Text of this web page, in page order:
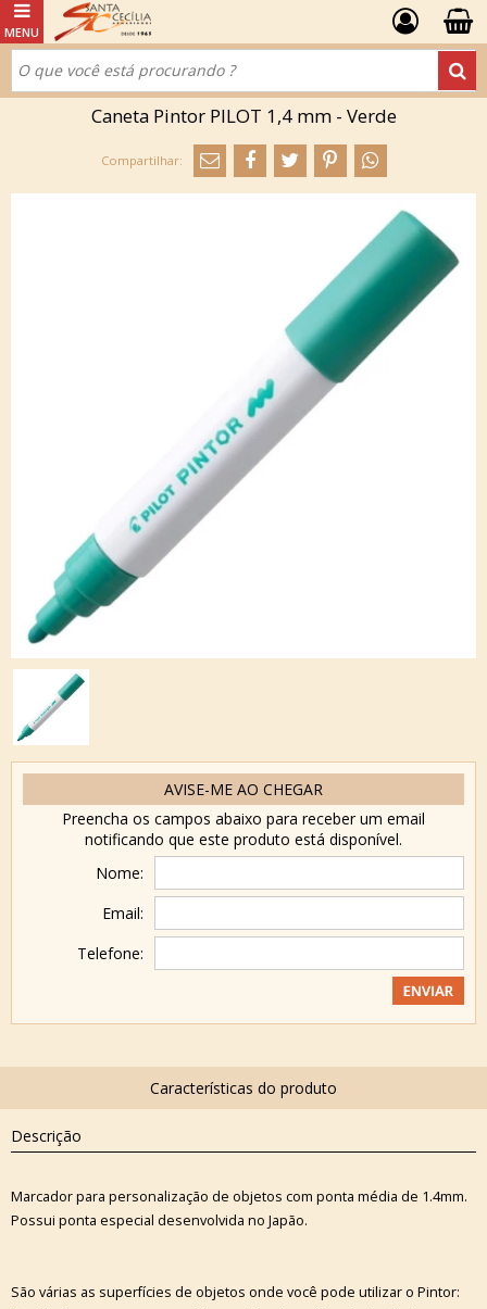
Caneta Pintor PILOT 1,4 mm - Verde
AVISE-ME AO CHEGAR
Preencha os campos abaixo para receber um email
notificando que este produto está disponível.
Nome:
Email:
Telefone:
Descrição
Marcador para personalização de objetos com ponta média de 1.4mm.
Possui ponta especial desenvolvida no Japão.
São várias as superfícies de objetos onde você pode utilizar o Pintor: